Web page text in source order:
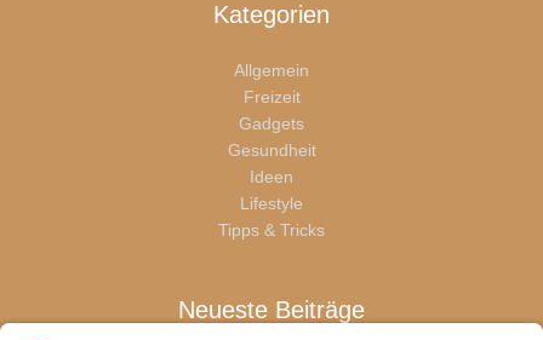
Kategorien
Allgemein
Freizeit
Gadgets
Gesundheit
Ideen
Lifestyle
Tipps & Tricks
Neueste Beiträge